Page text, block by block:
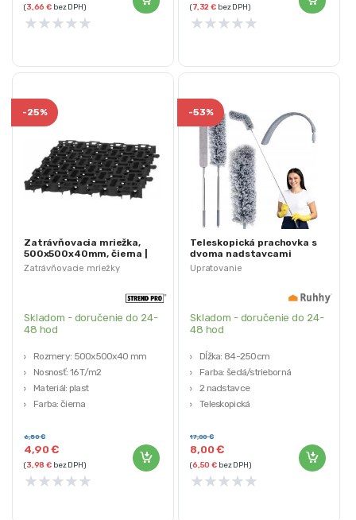
(3,66€ bez DPH)
★★★★★
(7,32€ bez DPH)
★★★★★
Zatrávňovacie mriežky
-25%
Zatrávňovacia mriežka,
500x500x40mm, čierna |
GardenPuzzle
Skladom - doručenie do 24-
48 hod
Rozmery: 500x500x40 mm
Nosnosť: 16 T/m2
Materiál: plast
Farba: čierna
4,90€
6,50€
(3,98€ bez DPH)
★★★★★
Upratovanie
-53%
Teleskopická prachovka s
dvoma nadstavcami
250cm 2v1
Skladom - doručenie do 24-
48 hod
Dĺžka: 84-250cm
Farba: šedá/strieborná
2 nadstavce
Teleskopická
8,00€
17,00€
(6,50€ bez DPH)
★★★★★